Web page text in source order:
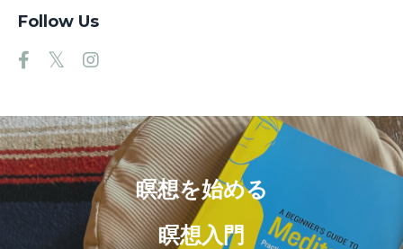
Follow Us
瞑想を始める
瞑想入門